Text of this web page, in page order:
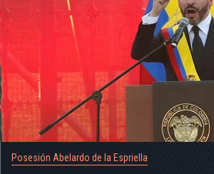
Posesión Abelardo de la Espriella